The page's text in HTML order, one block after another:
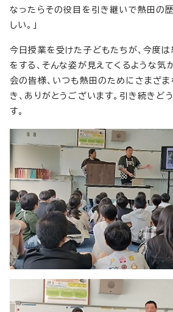
なったらその役目を引き継いで熱田の
しい。」
今日授業を受けた子どもたちが、今度
をする、そんな姿が見えてくるような気
会の皆様、いつも熱田のためにさまざ
き、ありがとうございます。引き続きど
す。